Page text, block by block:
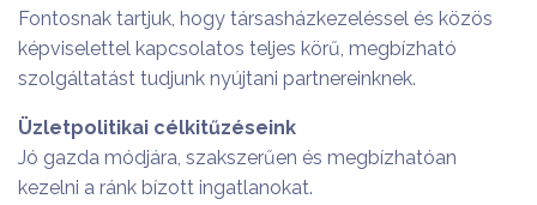
Fontosnak tartjuk, hogy társasházkezeléssel és közös
képviselettel kapcsolatos teljes körű, megbízható
szolgáltatást tudjunk nyújtani partnereinknek.
Üzletpolitikai célkitűzéseink
Jó gazda módjára, szakszerűen és megbízhatóan
kezelni a ránk bízott ingatlanokat.